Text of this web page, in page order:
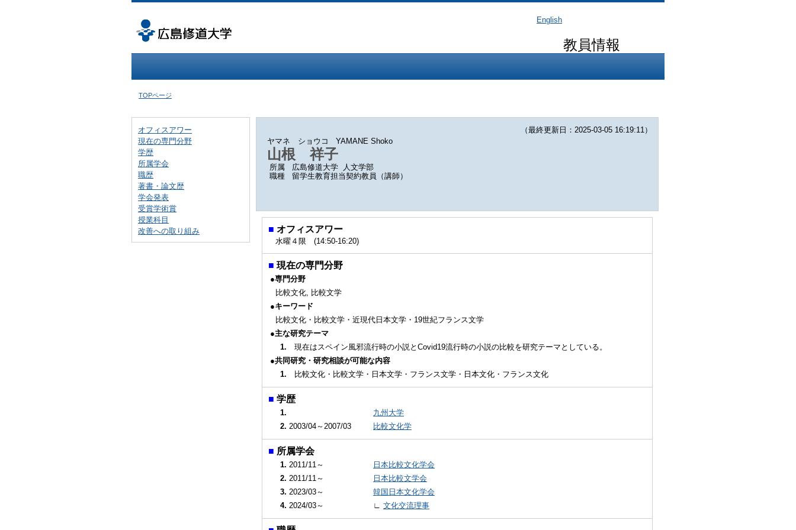
English
教員情報
TOPページ
オフィスアワー
現在の専門分野
学歴
所属学会
職歴
著書・論文歴
学会発表
受賞学術賞
授業科目
改善への取り組み
（最終更新日：2025-03-05 16:19:11）
ヤマネ ショウコ
YAMANE Shoko
山根 祥子
所属
広島修道大学 人文学部
職種
留学生教育担当契約教員（講師）
■ オフィスアワー
水曜４限 (14:50-16:20)
■ 現在の専門分野
●専門分野
比較文化, 比較文学
●キーワード
比較文化・比較文学・近現代日本文学・19世紀フランス文学
●主な研究テーマ
1.
現在はスペイン風邪流行時の小説とCovid19流行時の小説の比較を研究テーマとしている。
●共同研究・研究相談が可能な内容
1.
比較文化・比較文学・日本文学・フランス文学・日本文化・フランス文化
■ 学歴
1.
九州大学
2. 2003/04～2007/03 比較文化学
■ 所属学会
1. 2011/11～
日本比較文化学会
2. 2011/11～
日本比較文学会
3. 2023/03～
韓国日本文化学会
4. 2024/03～ ∟ 文化交流理事